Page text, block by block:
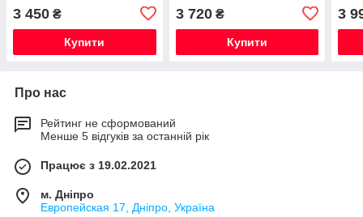
3 450 ₴
Купити
3 720₴
Купити
3
Про нас
Рейтинг не сформований
Менше 5 відгуків за останній рік
Працює з 19.02.2021
м. Дніпро
Европейская 17, Дніпро, Україна